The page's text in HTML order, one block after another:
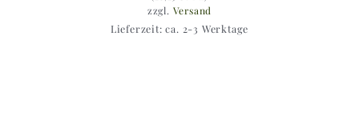
zzgl. Versand
Lieferzeit: ca. 2-3 Werktage